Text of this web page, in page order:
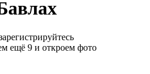
ещё 9 и откроем фото